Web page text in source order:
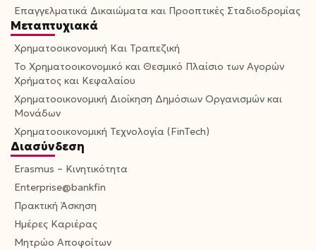
Επαγγελματικά Δικαιώματα και Προοπτικές Σταδιοδρομίας
Μεταπτυχιακά
Χρηματοοικονομική Και Τραπεζική
Το Χρηματοοικονομικό και Θεσμικό Πλαίσιο των Αγορών
Χρήματος και Κεφαλαίου
Χρηματοοικονομική Διοίκηση Δημόσιων Οργανισμών και
Μονάδων
Χρηματοοικονομική Τεχνολογία (FinTech)
Διασύνδεση
Erasmus – Κινητικότητα
Enterprise@bankfin
Πρακτική Άσκηση
Ημέρες Καριέρας
Μητρώο Αποφοίτων